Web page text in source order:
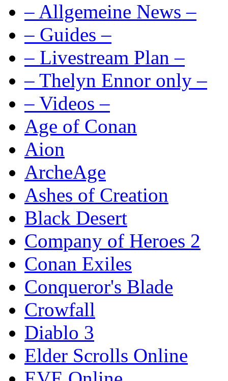
– Allgemeine News –
– Guides –
– Livestream Plan –
– Thelyn Ennor only –
– Videos –
Age of Conan
Aion
ArcheAge
Ashes of Creation
Black Desert
Company of Heroes 2
Conan Exiles
Conqueror's Blade
Crowfall
Diablo 3
Elder Scrolls Online